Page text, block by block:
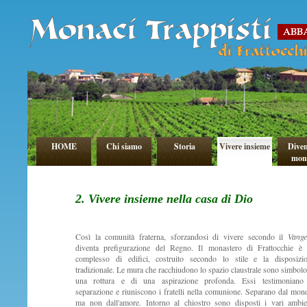
HOME Chi siamo Storia Vivere insieme
2. Vivere insieme nella casa di Dio
Così la comunità fraterna, sforzandosi di vivere secondo il
diventa prefigurazione del Regno. Il monastero di Frattocchie è
complesso di edifici, costruito secondo lo stile e la
tradizionale. Le mura che racchiudono lo spazio claustrale sono
una rottura e di una aspirazione profonda. Essi
separazione e riuniscono i fratelli nella comunione. Separano dal
ma non dall'amore. Intorno al chiostro sono disposti i vari